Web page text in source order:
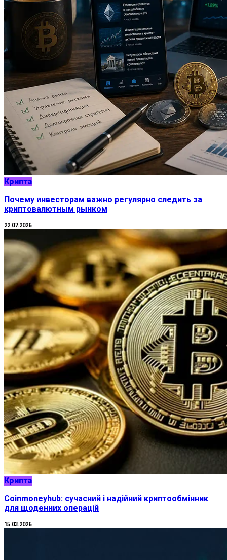
Крипта
Почему инвесторам важно регулярно следить за
криптовалютным рынком
22.07.2026
Крипта
Coinmoneyhub: сучасний і надійний криптообмінник
для щоденних операцій
15.03.2026